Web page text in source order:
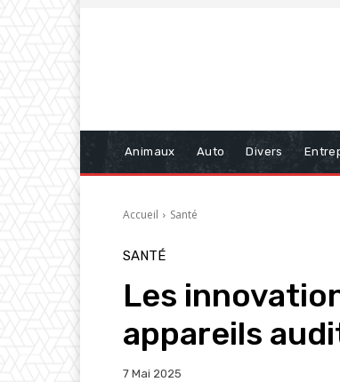
Animaux Auto Divers
Accueil Santé
SANTÉ
Les
appareils
7 Mai 2025